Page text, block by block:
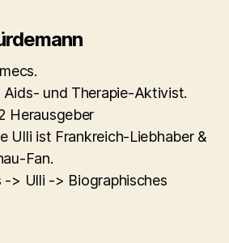
und Therapie-Aktivist.
Herausgeber
Ulli ist Frankreich-Liebhaber &
Fan.
-> Ulli -> Biographisches